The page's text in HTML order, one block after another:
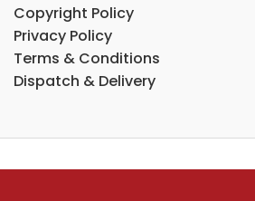
Copyright Policy
Privacy Policy
Terms & Conditions
Dispatch & Delivery